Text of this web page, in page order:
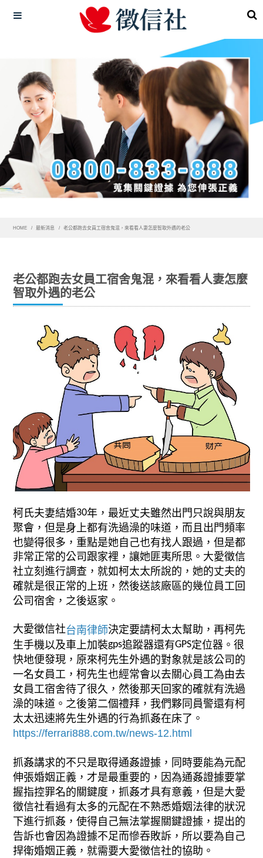
HOME 最新消息 老公都跑去女員工宿舍鬼混，來看看人妻怎麼智取外遇的老公
老公都跑去女員工宿舍鬼混，來看看人妻怎麼
智取外遇的老公
柯氏夫妻結婚30年，最近丈夫雖然出門只說與朋友
聚會，但是身上都有洗過澡的味道，而且出門頻率
也變得很多，重點是她自己也有找人跟過，但是都
非常正常的公司跟家裡，讓她匪夷所思。大愛徵信
社立刻進行調查，就如柯太太所說的，她的丈夫的
確就是很正常的上班，然後送該廠區的幾位員工回
公司宿舍，之後返家。
大愛徵信社台南律師決定要請柯太太幫助，再柯先
生手機以及車上加裝gps追蹤器還有GPS定位器。很
快地便發現，原來柯先生外遇的對象就是該公司的
一名女員工，柯先生也經常會以去關心員工為由去
女員工宿舍待了很久，然後那天回家的確就有洗過
澡的味道。之後第二個禮拜，我們夥同員警還有柯
太太迅速將先生外遇的行為抓姦在床了。
https://ferrari888.com.tw/news-12.html
抓姦講求的不只是取得通姦證據，同時要能為元配
伸張婚姻正義，才是最重要的，因為通姦證據要掌
握指控罪名的關鍵度，抓姦才具有意義，但是大愛
徵信社看過有太多的元配在不熟悉婚姻法律的狀況
下進行抓姦，使得自己無法掌握關鍵證據，提出的
告訴也會因為證據不足而慘吞敗訴，所以要為自己
捍衛婚姻正義，就需要大愛徵信社的協助。